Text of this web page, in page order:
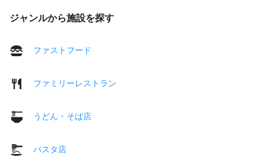
ジャンルから施設を探す
ファストフード
ファミリーレストラン
うどん・そば店
パスタ店